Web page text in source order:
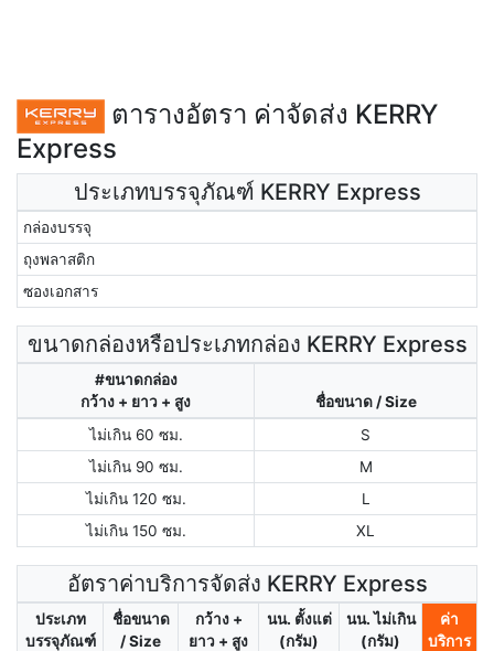
ตารางอัตรา ค่าจัดส่ง KERRY
Express
ประเภทบรรจุภัณฑ์ KERRY Express
กล่องบรรจุ
ถุงพลาสติก
ซองเอกสาร
ขนาดกล่องหรือประเภทกล่อง KERRY Express
#ขนาดกล่อง
กว้าง + ยาว + สูง
ชื่อขนาด / Size
ไม่เกิน 60 ซม.
S
ไม่เกิน 90 ซม.
M
ไม่เกิน 120 ซม.
L
ไม่เกิน 150 ซม.
XL
อัตราค่าบริการจัดส่ง KERRY Express
ประเภท
บรรจุภัณฑ์
ชื่อขนาด
/ Size
กว้าง +
ยาว + สูง
นน. ตั้งแต่
(กรัม)
นน. ไม่เกิน
(กรัม)
ค่า
บริการ